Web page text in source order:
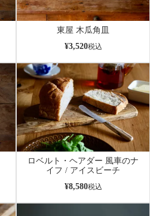
東屋 木瓜角皿
¥3,520税込
ロベルト・ヘアダー 風車のナ
イフ / アイスビーチ
¥8,580税込